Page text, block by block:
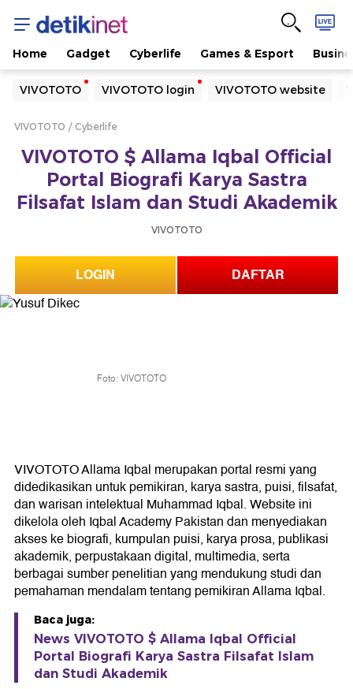
Home Gadget Cyberlife Games & Esport
VIVOTOTO VIVOTOTO login VIVOTOTO website
Yang sedang ramai dicari
Loading...
Loading...
VIVOTOTO Cyberlife
VIVOTOTO $ Allama Iqbal Official
Portal Biografi Karya Sastra
Filsafat Islam dan Studi Akademik
VIVOTOTO
LOGIN DAFTAR
Foto: VIVOTOTO
VIVOTOTO Allama Iqbal merupakan portal resmi yang
didedikasikan untuk pemikiran, karya sastra, puisi, filsafat,
dan warisan intelektual Muhammad Iqbal. Website ini
dikelola oleh Iqbal Academy Pakistan dan menyediakan
akses ke biografi, kumpulan puisi, karya prosa, publikasi
akademik, perpustakaan digital, multimedia, serta
berbagai sumber penelitian yang mendukung studi dan
pemahaman mendalam tentang pemikiran Allama Iqbal.
Baca juga:
News VIVOTOTO $ Allama Iqbal Official
Portal Biografi Karya Sastra Filsafat Islam
dan Studi Akademik